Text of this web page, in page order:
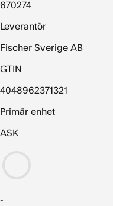
670274
Leverantör
Fischer Sverige AB
GTIN
4048962371321
Primär enhet
ASK
-